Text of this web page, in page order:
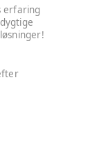
erfaring